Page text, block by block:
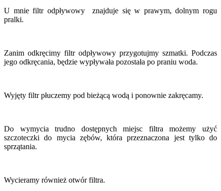
U mnie filtr odpływowy znajduje się w prawym, dolnym rogu
pralki.
Zanim odkręcimy filtr odpływowy przygotujmy szmatki. Podczas
jego odkręcania, będzie wypływała pozostała po praniu woda.
Wyjęty filtr płuczemy pod bieżącą wodą i ponownie zakręcamy.
Do wymycia trudno dostępnych miejsc filtra możemy użyć
szczoteczki do mycia zębów, która przeznaczona jest tylko do
sprzątania.
Wycieramy również otwór filtra.